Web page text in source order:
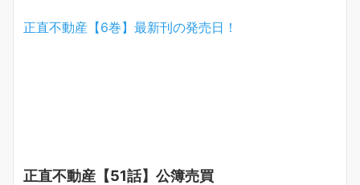
正直不動産【6巻】最新刊の発売日！
正直不動産【51話】公簿売買